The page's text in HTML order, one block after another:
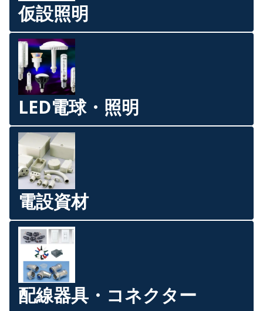
仮設照明
LED電球・照明
電設資材
配線器具・コネクター